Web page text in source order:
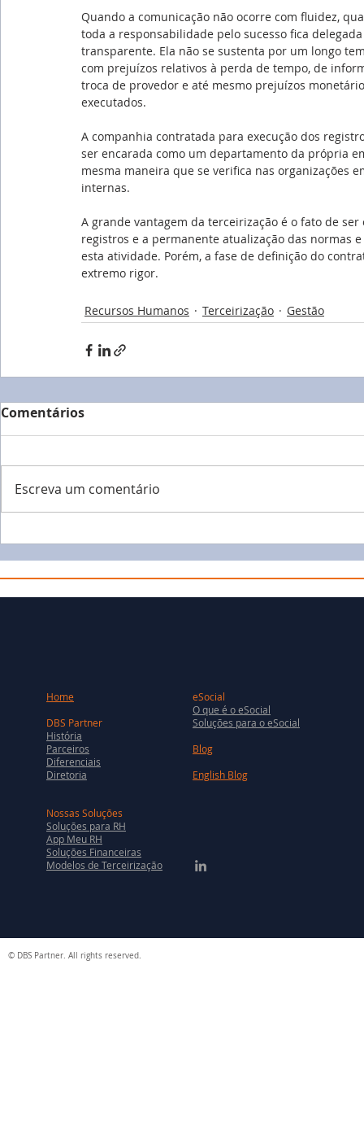
Quando a comunicação não ocorre com fluidez,
toda a responsabilidade pelo sucesso fica
transparente. Ela não se sustenta por um longo
com prejuízos relativos à perda de tempo, de
troca de provedor e até mesmo prejuízos
executados.
A companhia contratada para execução dos
ser encarada como um departamento da própria
mesma maneira que se verifica nas organizações
internas.
A grande vantagem da terceirização é o fato de
registros e a permanente atualização das normas
esta atividade. Porém, a fase de definição do
extremo rigor.
Recursos Humanos Terceirização Gestão
Comentários
Escreva um comentário
Home
DBS Partner
História
Parceiros
Diferenciais
Diretoria
eSocial
O que é o eSocial
Soluções para o eSocial
Blog
English Blog
Nossas Soluções
Soluções para RH
App Meu RH
Soluções Financeiras
Modelos de Terceirização
© DBS Partner. All rights reserved.